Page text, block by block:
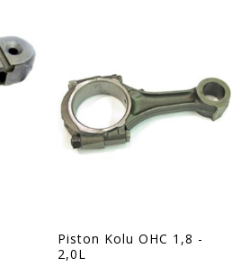
Piston Kolu OHC 1,8 -
2,0L